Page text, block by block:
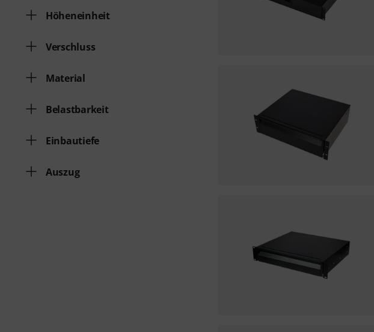
Höheneinheit
Verschluss
Material
Belastbarkeit
Einbautiefe
Auszug